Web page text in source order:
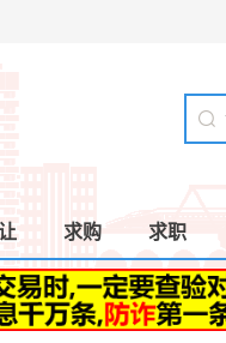
求购 求职